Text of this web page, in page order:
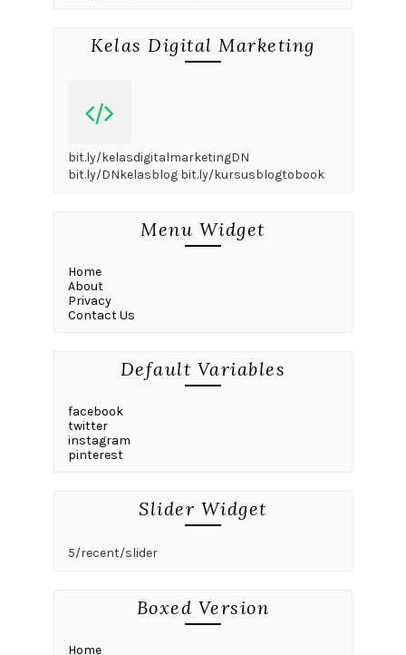
Kelas Digital Marketing
bit.ly/kelasdigitalmarketingDN
bit.ly/DNkelasblog bit.ly/kursusblogtobook
Menu Widget
Home
About
Privacy
Contact Us
Default Variables
facebook
twitter
instagram
pinterest
Slider Widget
5/recent/slider
Boxed Version
Home